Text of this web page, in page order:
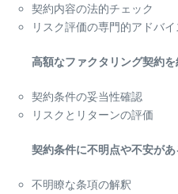
契約内容の法的チェック
リスク評価の専門的アドバイ
高額なファクタリング契約
契約条件の妥当性確認
リスクとリターンの評価
契約条件に不明点や不安が
不明瞭な条項の解釈